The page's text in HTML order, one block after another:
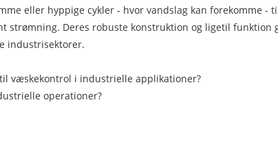
eller hyppige cykler - hvor vandslag kan forekomme
strømning. Deres robuste konstruktion og ligetil
industrisektorer.
væskekontrol i industrielle applikationer?
operationer?